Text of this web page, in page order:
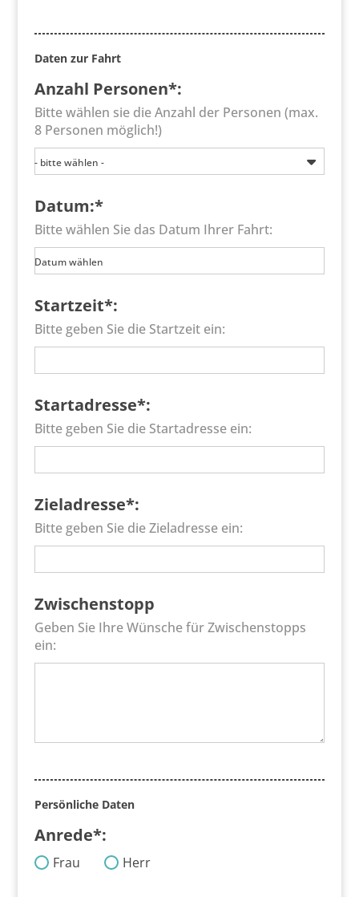
Daten zur Fahrt
Anzahl Personen*:
Bitte wählen sie die Anzahl der Personen (max.
8 Personen möglich!)
- bitte wählen -
Datum:*
Bitte wählen Sie das Datum Ihrer Fahrt:
Datum wählen
Startzeit*:
Bitte geben Sie die Startzeit ein:
Startadresse*:
Bitte geben Sie die Startadresse ein:
Zieladresse*:
Bitte geben Sie die Zieladresse ein:
Zwischenstopp
Geben Sie Ihre Wünsche für Zwischenstopps
ein:
Persönliche Daten
Anrede*:
Frau Herr